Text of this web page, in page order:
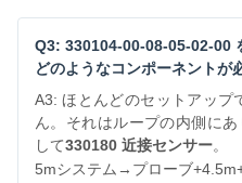
Q3: 330104-00-08-05-02-00
どのようなコンポーネントが
A3: ほとんどのセットアップ
ん。それはループの内側にあ
して330180 近接センサー。
5mシステム→プローブ